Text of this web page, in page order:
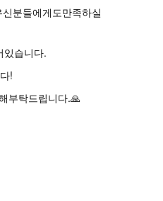
분들에게도만족하실
있습니다.
!
부탁드립니다.🙏